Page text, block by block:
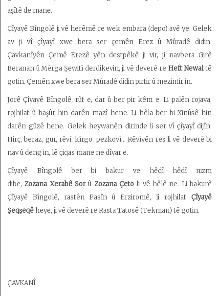
aşîtê de mane.
Çîyayê Bîngolê ji vê herêmê re wek embara (depo) avê ye. Gelek
av ji vî çîyayî xwe bera ser çemên Erez û Mûradê didin.
Çavkanîyên Çemê Erezê yên destpêkê ji vir, ji navbera Girê
Beranan û Mêrga Şewitî derdikevin, ji vê deverê re Heft Newaltê
gotin. Çemên xwe bera ser Mûradê didin pirtir û mezintir in.
Jorê Çîyayê Bîngolê, rût e, dar û ber pir kêm e. Li palên rojava,
rojhilat û başûr hin darên mazî hene. Li hêla ber bi Xinûsê hin
darên gûzê hene. Gelek heywanên dirinde li ser vî çîyayî dijîn:
Hirç, beraz, gur, rêvî, kîrgo, pezkovî… Rêvîyên reş li vê deverê bi
nav û deng in, lê çiqas mane ne dîyar e.
Çîyayê Bîngolê ber bi bakur ve hêdî hêdî nizm
dibe,Zozana Xerabê Sorû Zozana Çeto li vê hêlê ne. Li bakurê
Çîyayê Bîngolê, rastên Pasîn û Erziromê, li rojhilat Çîyayê
Şeqşeqê heye, ji vê deverê re Rasta Tatosê (Tekman) tê gotin.
ÇAVKANÎ